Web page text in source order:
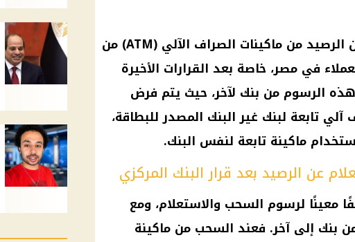
عن الرصيد من ماكينات الصراف الآلي (ATM) من
في مصر، خاصة بعد القرارات الأخيرة
الرسوم من بنك لآخر، حيث يتم فرض
تابعة لبنك غيرالبنك المصدر للبطاقة،
ماكينة تابعة لنفس البنك.
عن الرصيد بعد قرار البنك المركزي
معينًا لرسوم السحب والاستعلام، ومع
بنك إلى آخر. فعند السحب من ماكينة